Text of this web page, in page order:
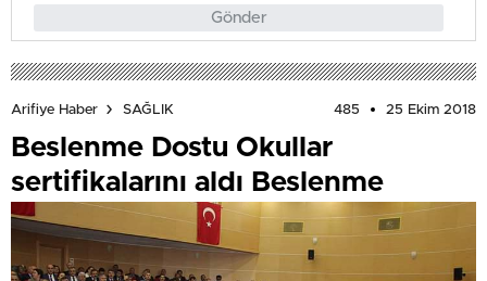
Gönder
Arifiye Haber SAĞLIK 485 25 Ekim 2018
Beslenme Dostu Okullar
sertifikalarını aldı Beslenme